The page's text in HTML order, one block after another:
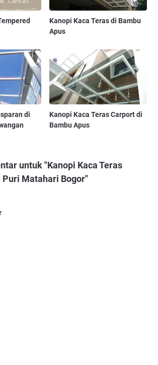
Kanopi Kaca Teras di Bambu
Apus
di
Kanopi Kaca Teras Carport di
Bambu Apus
untuk "Kanopi Kaca Teras
Puri Matahari Bogor"